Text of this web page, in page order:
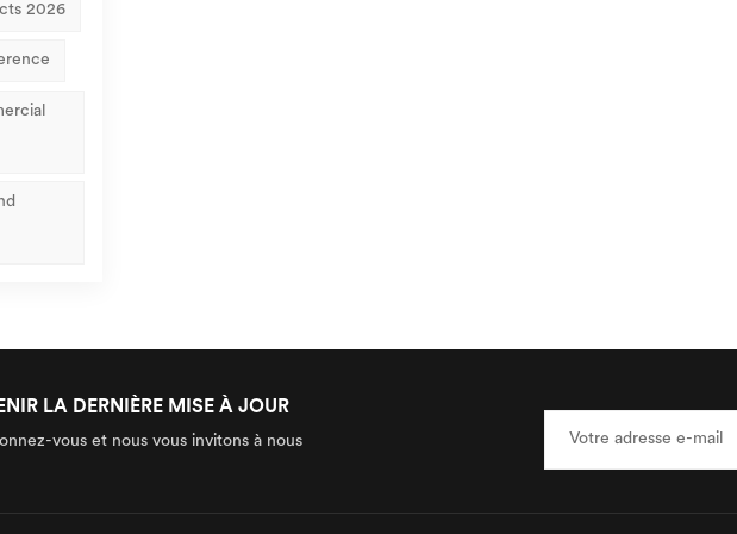
2026
LA DERNIÈRE MISE À JOUR
vous et nous vous invitons à nous